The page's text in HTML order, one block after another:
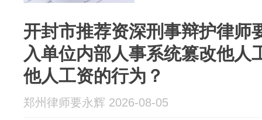
开封市推荐资深刑事辩护律师
入单位内部人事系统篡改他人
他人工资的行为？
郑州律师要永辉 2026-08-05